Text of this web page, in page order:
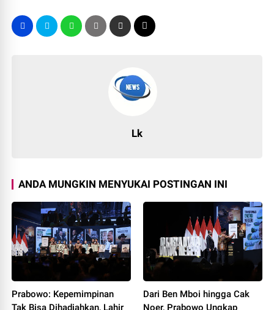
Lk
ANDA MUNGKIN MENYUKAI POSTINGAN INI
Prabowo: Kepemimpinan
Tak Bisa Dihadiahkan, Lahir
Dari Ben Mboi hingga Cak
Noer, Prabowo Ungkap